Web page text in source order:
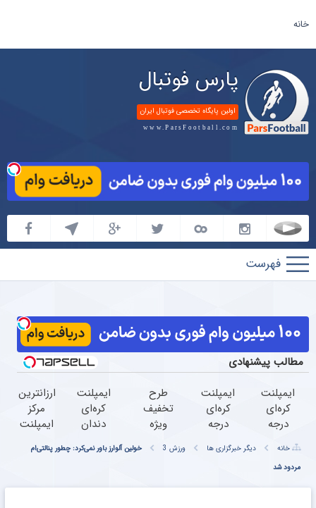
خانه
پارس فوتبال
اولین پایگاه تخصصی فوتبال ایران
www.ParsFootball.com
پارس
فوتبال
مطالب پیشنهادی
ایمپلنت
کره‌ای
درجه
فقط 6
میلیون
تومن
ایمپلنت
کره‌ای
درجه
فقط 6
تومن
طرح
تخفیف
ویژه
کره ای
ایمپلنت
کره‌ای
دندان
6/000/۰۰۰
مدت
ارزانترین
مرکز
ایمپلنت
با
کیفیت و
خانه دیگر خبرگزاری ها ورزش 3
خولین آلوارز باور نمی‌کرد: چطور پنالتی‌ام
مردود شد